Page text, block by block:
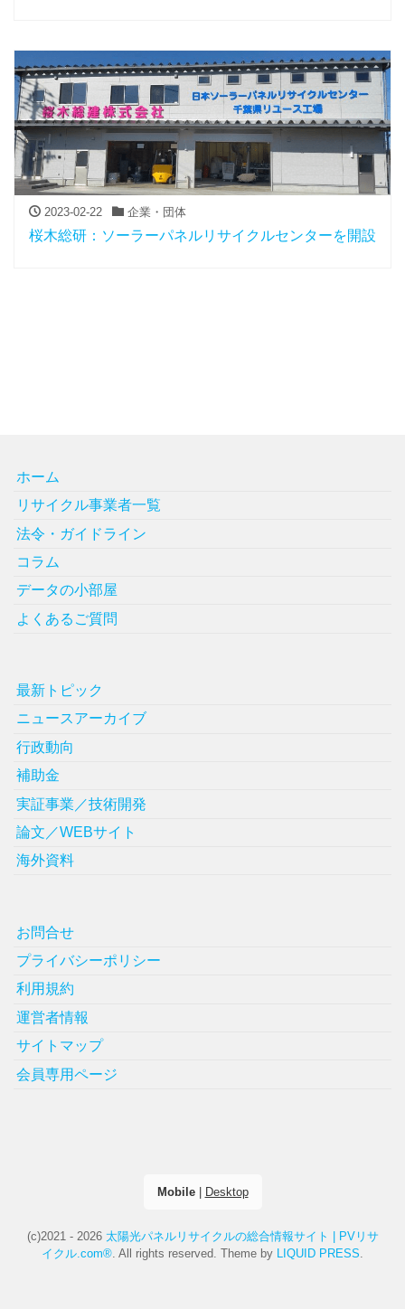
2023-02-22 企業・団体
桜木総研：ソーラーパネルリサイクルセンターを開設
ホーム
リサイクル事業者一覧
法令・ガイドライン
コラム
データの小部屋
よくあるご質問
最新トピック
ニュースアーカイブ
行政動向
補助金
実証事業／技術開発
論文／WEBサイト
海外資料
お問合せ
プライバシーポリシー
利用規約
運営者情報
サイトマップ
会員専用ページ
Mobile| Desktop
(c)2021 - 2026 太陽光パネルリサイクルの総合情報サイト | PVリサ
イクル.com® . All rights reserved. Theme by LIQUID PRESS